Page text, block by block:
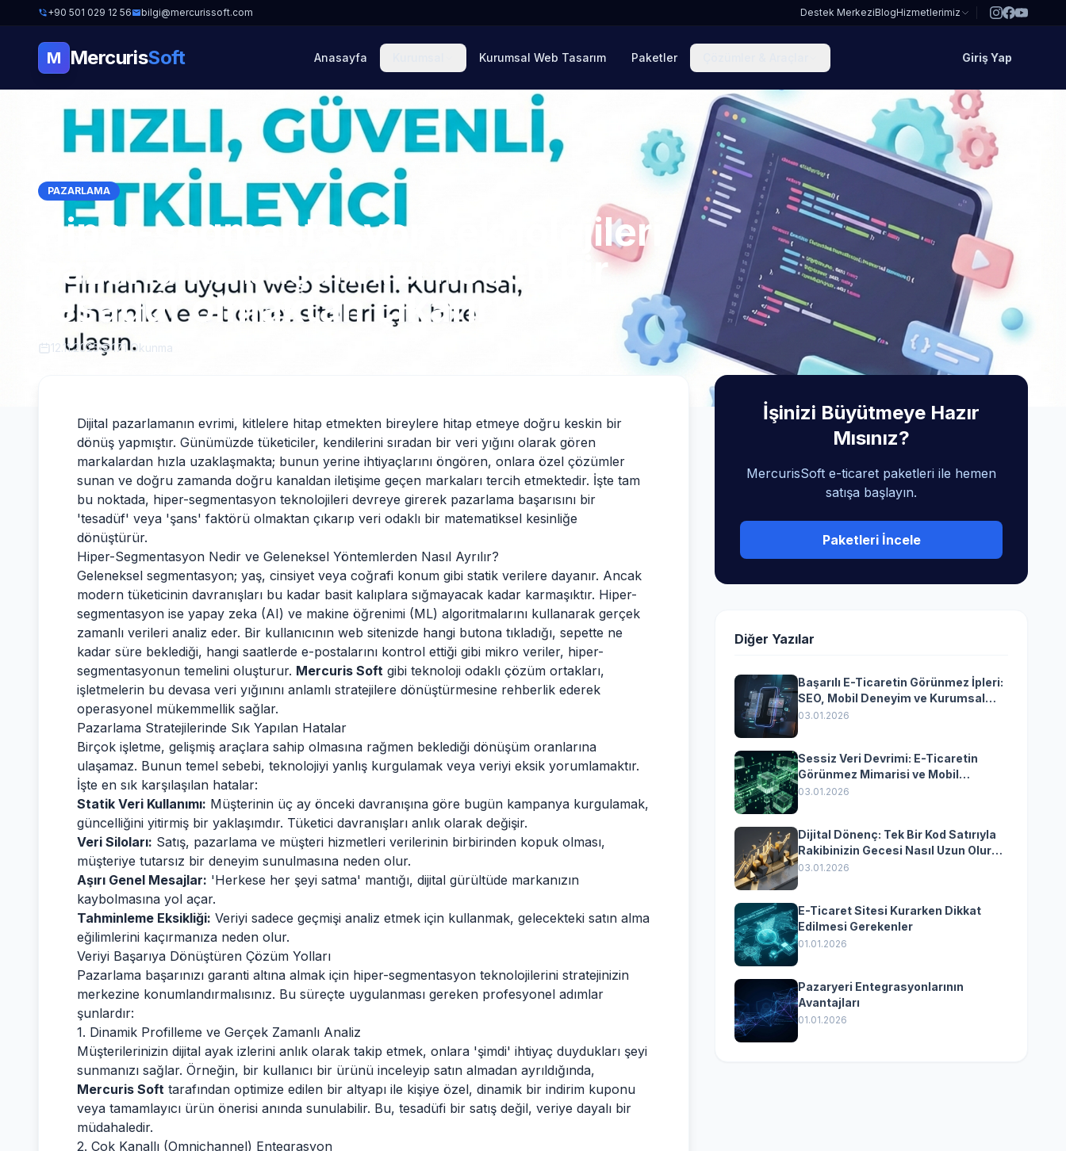
+90 501 029 12 56 bilgi@mercurissoft.com Destek MerkeziBlogHizmetlerimiz
M MercurisSoft Anasayfa Kurumsal Web Tasarım Paketler Giriş Yap
PAZARLAMA
Hiper-segmentasyon teknolojileri
pazarlama başarınızı neden bir
tesadüf olmaktan çıkarır?
12.11.2025 171 Okunma
Dijital pazarlamanın evrimi, kitlelere hitap etmekten bireylere hitap etmeye doğru keskin bir
dönüş yapmıştır. Günümüzde tüketiciler, kendilerini sıradan bir veri yığını olarak gören
markalardan hızla uzaklaşmakta; bunun yerine ihtiyaçlarını öngören, onlara özel çözümler
sunan ve doğru zamanda doğru kanaldan iletişime geçen markaları tercih etmektedir. İşte tam
bu noktada, hiper-segmentasyon teknolojileri devreye girerek pazarlama başarısını bir
'tesadüf' veya 'şans' faktörü olmaktan çıkarıp veri odaklı bir matematiksel kesinliğe
dönüştürür.
Hiper-Segmentasyon Nedir ve Geleneksel Yöntemlerden Nasıl Ayrılır?
Geleneksel segmentasyon; yaş, cinsiyet veya coğrafi konum gibi statik verilere dayanır. Ancak
modern tüketicinin davranışları bu kadar basit kalıplara sığmayacak kadar karmaşıktır. Hiper-
segmentasyon ise yapay zeka (AI) ve makine öğrenimi (ML) algoritmalarını kullanarak gerçek
zamanlı verileri analiz eder. Bir kullanıcının web sitenizde hangi butona tıkladığı, sepette ne
kadar süre beklediği, hangi saatlerde e-postalarını kontrol ettiği gibi mikro veriler, hiper-
segmentasyonun temelini oluşturur. Mercuris Soft gibi teknoloji odaklı çözüm ortakları,
işletmelerin bu devasa veri yığınını anlamlı stratejilere dönüştürmesine rehberlik ederek
operasyonel mükemmellik sağlar.
Pazarlama Stratejilerinde Sık Yapılan Hatalar
Birçok işletme, gelişmiş araçlara sahip olmasına rağmen beklediği dönüşüm oranlarına
ulaşamaz. Bunun temel sebebi, teknolojiyi yanlış kurgulamak veya veriyi eksik yorumlamaktır.
İşte en sık karşılaşılan hatalar:
Statik Veri Kullanımı: Müşterinin üç ay önceki davranışına göre bugün kampanya kurgulamak,
güncelliğini yitirmiş bir yaklaşımdır. Tüketici davranışları anlık olarak değişir.
Veri Siloları: Satış, pazarlama ve müşteri hizmetleri verilerinin birbirinden kopuk olması,
müşteriye tutarsız bir deneyim sunulmasına neden olur.
Aşırı Genel Mesajlar: 'Herkese her şeyi satma' mantığı, dijital gürültüde markanızın
kaybolmasına yol açar.
Tahminleme Eksikliği: Veriyi sadece geçmişi analiz etmek için kullanmak, gelecekteki satın alma
eğilimlerini kaçırmanıza neden olur.
Veriyi Başarıya Dönüştüren Çözüm Yolları
Pazarlama başarınızı garanti altına almak için hiper-segmentasyon teknolojilerini stratejinizin
merkezine konumlandırmalısınız. Bu süreçte uygulanması gereken profesyonel adımlar
şunlardır:
1. Dinamik Profilleme ve Gerçek Zamanlı Analiz
Müşterilerinizin dijital ayak izlerini anlık olarak takip etmek, onlara 'şimdi' ihtiyaç duydukları şeyi
sunmanızı sağlar. Örneğin, bir kullanıcı bir ürünü inceleyip satın almadan ayrıldığında,
Mercuris Soft tarafından optimize edilen bir altyapı ile kişiye özel, dinamik bir indirim kuponu
veya tamamlayıcı ürün önerisi anında sunulabilir. Bu, tesadüfi bir satış değil, veriye dayalı bir
müdahaledir.
2. Çok Kanallı (Omnichannel) Entegrasyon
İşinizi Büyütmeye Hazır
Mısınız?
MercurisSoft e-ticaret paketleri ile hemen
satışa başlayın.
Paketleri İncele
Diğer Yazılar
Başarılı E-Ticaretin Görünmez İpleri:
SEO, Mobil Deneyim ve Kurumsal
Yazılımın Kazandıran
03.01.2026
Sessiz Veri Devrimi: E-Ticaretin
Görünmez Mimarisi ve Mobil
Dönüşümün Kurumsal Anahtarı
03.01.2026
Dijital Dönenç: Tek Bir Kod Satırıyla
Rakibinizin Gecesi Nasıl Uzun Olur?
(Kurumsal Yazılımın Güçlü Rolü)
03.01.2026
E-Ticaret Sitesi Kurarken Dikkat
Edilmesi Gerekenler
01.01.2026
Pazaryeri Entegrasyonlarının
Avantajları
01.01.2026